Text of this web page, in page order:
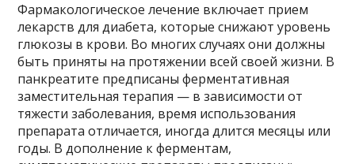
Фармакологическое лечение включает прием
лекарств для диабета, которые снижают уровень
глюкозы в крови. Во многих случаях они должны
быть приняты на протяжении всей своей жизни. В
панкреатите предписаны ферментативная
заместительная терапия — в зависимости от
тяжести заболевания, время использования
препарата отличается, иногда длится месяцы или
годы. В дополнение к ферментам,